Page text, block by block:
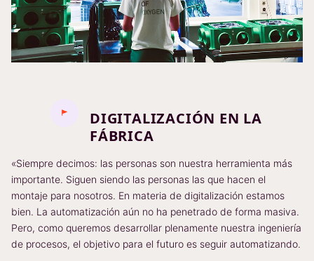
DIGITALIZACIÓN EN LA
FÁBRICA
«Siempre decimos: las personas son nuestra herramienta más
importante. Siguen siendo las personas las que hacen el
montaje para nosotros. En materia de digitalización estamos
bien. La automatización aún no ha penetrado de forma masiva.
Pero, como queremos desarrollar plenamente nuestra ingeniería
de procesos, el objetivo para el futuro es seguir automatizando.